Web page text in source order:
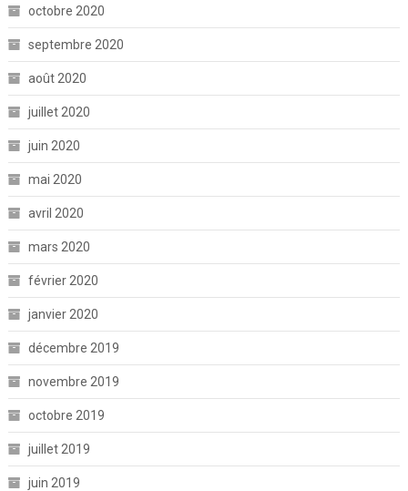
octobre 2020
septembre 2020
août 2020
juillet 2020
juin 2020
mai 2020
avril 2020
mars 2020
février 2020
janvier 2020
décembre 2019
novembre 2019
octobre 2019
juillet 2019
juin 2019